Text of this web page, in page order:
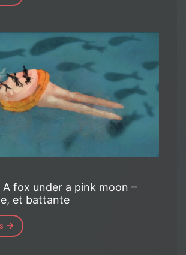
fox under a pink moon –
et battante